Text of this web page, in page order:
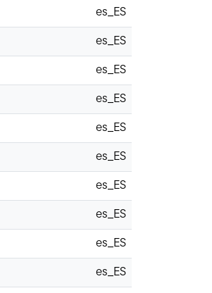
es_ES
es_ES
es_ES
es_ES
es_ES
es_ES
es_ES
es_ES
es_ES
es_ES